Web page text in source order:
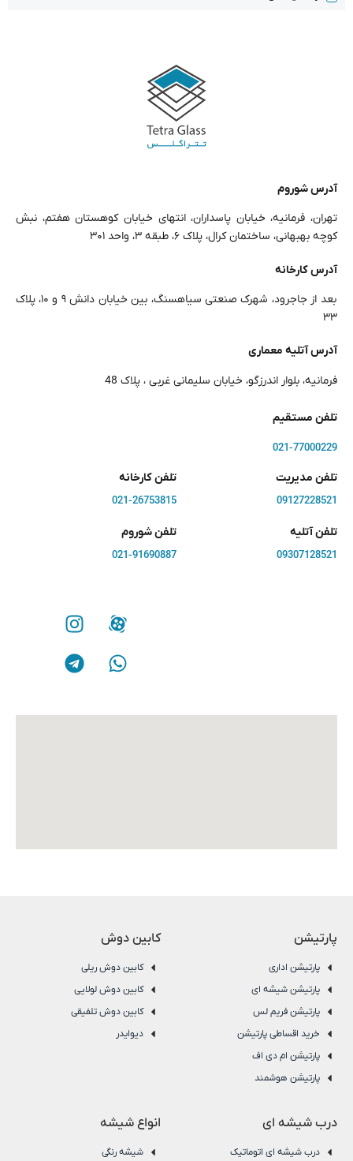
آدرس شوروم
تهران، فرمانیه، خیابان پاسداران، انتهای خیابان کوهستان هفتم، نبش
کوچه بهبهانی، ساختمان کرال، پلاک ۶، طبقه ۳، واحد ۳۰۱
آدرس کارخانه
بعد از جاجرود، شهرک صنعتی سیاهسنگ، بین خیابان دانش ۹ و ۱۰، پلاک
۳۳
آدرس آتلیه معماری
فرمانیه، بلوار اندرزگو، خیابان سلیمانی غربی ، پلاک 48
تلفن مستقیم
021-77000229
تلفن مدیریت
09127228521
تلفن کارخانه
021-26753815
تلفن آتلیه
09307128521
تلفن شوروم
021-91690887
پارتیشن
پارتیشن اداری
پارتیشن شیشه ای
پارتیشن فریم لس
خرید اقساطی پارتیشن
پارتیشن ام دی اف
پارتیشن هوشمند
کابین دوش
کابین دوش ریلی
کابین دوش لولایی
کابین دوش تلفیقی
دیوایدر
درب شیشه ای
درب شیشه ای اتوماتیک
انواع شیشه
شیشه رنگی